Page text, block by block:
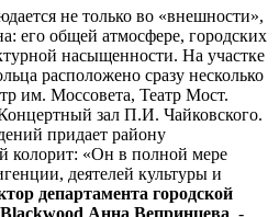
не только во «внешности»,
его общей атмосфере, городских
насыщенности. На участке
расположено сразу несколько
им. Моссовета, Театр Мост.
зал П.И. Чайковского.
придает району
колорит: «Он в полной мере
деятелей культуры и
департамента городской
Анна Вепринцева. -